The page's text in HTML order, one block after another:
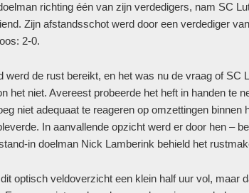
richting één van zijn verdedigers, nam SC
Zijn afstandsschot werd door een verdediger
2-0.
werd de rust bereikt, en het was nu de vraag of SC
het niet. Avereest probeerde het heft in handen te
niet adequaat te reageren op omzettingen
In aanvallende opzicht werd er door hen –
in doelman Nick Lamberink behield het
optisch veldoverzicht een klein half uur vol, maar